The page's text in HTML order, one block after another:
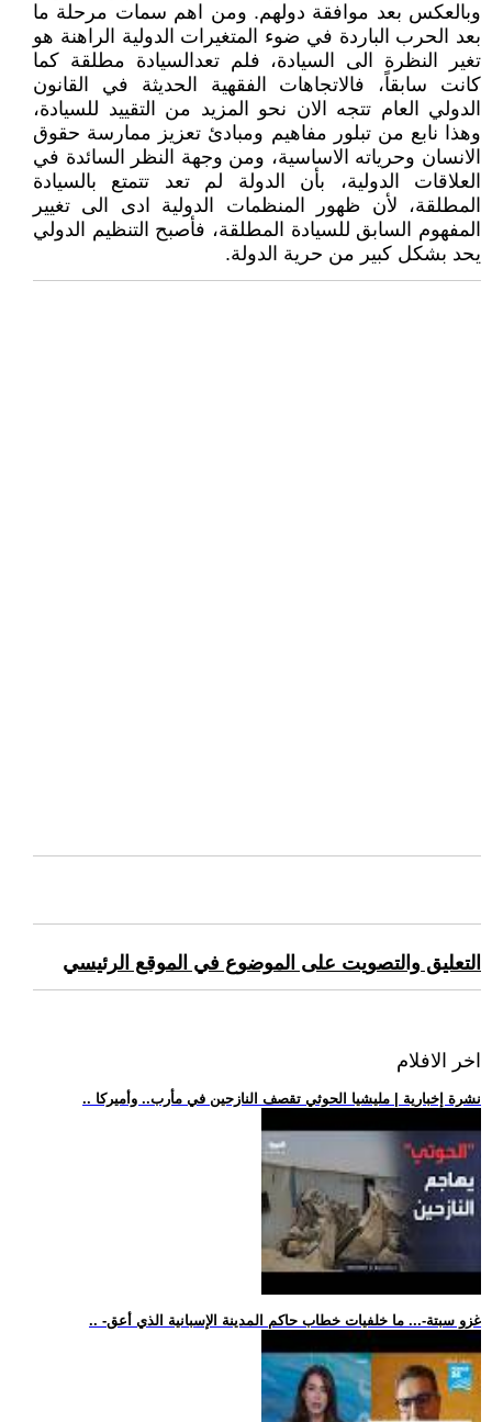
وبالعكس بعد موافقة دولهم. ومن اهم سمات مرحلة ما
بعد الحرب الباردة في ضوء المتغيرات الدولية الراهنة هو
تغير النظرة الى السيادة، فلم تعدالسيادة مطلقة كما
كانت سابقاً، فالاتجاهات الفقهية الحديثة في القانون
الدولي العام تتجه الان نحو المزيد من التقييد للسيادة،
وهذا نابع من تبلور مفاهيم ومبادئ تعزيز ممارسة حقوق
الانسان وحرياته الاساسية، ومن وجهة النظر السائدة في
العلاقات الدولية، بأن الدولة لم تعد تتمتع بالسيادة
المطلقة، لأن ظهور المنظمات الدولية ادى الى تغيير
المفهوم السابق للسيادة المطلقة، فأصبح التنظيم الدولي
يحد بشكل كبير من حرية الدولة.
التعليق والتصويت على الموضوع في الموقع الرئيسي
اخر الافلام
.. نشرة إخبارية | مليشيا الحوثي تقصف النازحين في مأرب.. وأميركا
.. -غزو سبتة-... ما خلفيات خطاب حاكم المدينة الإسبانية الذي أعق